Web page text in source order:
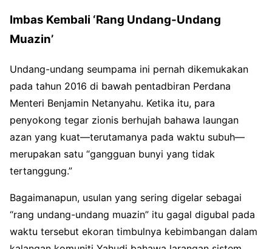
Imbas Kembali ‘Rang Undang-Undang
Muazin’
Undang-undang seumpama ini pernah dikemukakan
pada tahun 2016 di bawah pentadbiran Perdana
Menteri Benjamin Netanyahu. Ketika itu, para
penyokong tegar zionis berhujah bahawa laungan
azan yang kuat—terutamanya pada waktu subuh—
merupakan satu “gangguan bunyi yang tidak
tertanggung.”
Bagaimanapun, usulan yang sering digelar sebagai
“rang undang-undang muazin” itu gagal digubal pada
waktu tersebut ekoran timbulnya kebimbangan dalam